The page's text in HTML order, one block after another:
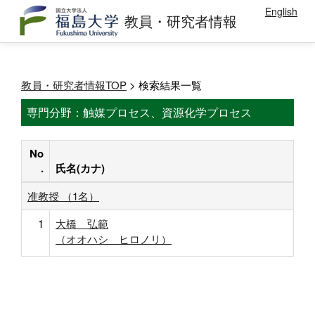
教員・研究者情報 English
教員・研究者情報TOP > 検索結果一覧
専門分野：触媒プロセス、資源化学プロセス
No
.
氏名(カナ)
准教授 （1名）
1
大橋 弘範
（オオハシ ヒロノリ）